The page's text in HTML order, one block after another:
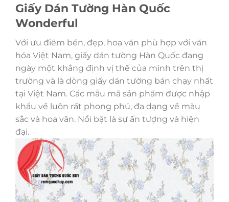
Giấy Dán Tường Hàn Quốc
Wonderful
Với ưu điểm bền, đẹp, hoa văn phù hợp với văn
hóa Việt Nam, giấy dán tường Hàn Quốc đang
ngày một khẳng định vị thế của mình trên thị
trường và là dòng giấy dán tường bán chạy nhất
tại Việt Nam. Các mẫu mã sản phẩm được nhập
khẩu về luôn rất phong phú, đa dạng về màu
sắc và hoa văn. Nổi bật là sự ấn tượng và hiện
đại.